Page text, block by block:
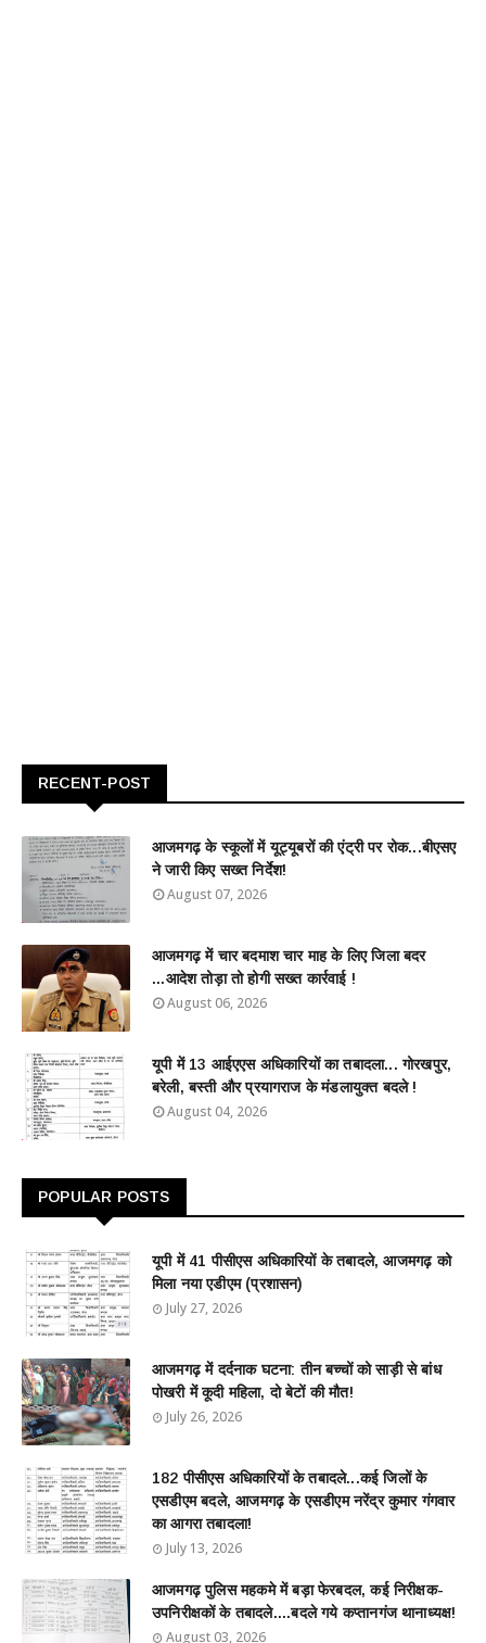
RECENT-POST
आजमगढ़ के स्कूलों में यूट्यूबरों की एंट्री पर रोक...बीएसए
ने जारी किए सख्त निर्देश!
August 07, 2026
आजमगढ़ में चार बदमाश चार माह के लिए जिला बदर
...आदेश तोड़ा तो होगी सख्त कार्रवाई !
August 06, 2026
यूपी में 13 आईएएस अधिकारियों का तबादला... गोरखपुर,
बरेली, बस्ती और प्रयागराज के मंडलायुक्त बदले !
August 04, 2026
POPULAR POSTS
यूपी में 41 पीसीएस अधिकारियों के तबादले, आजमगढ़ को
मिला नया एडीएम (प्रशासन)
July 27, 2026
आजमगढ़ में दर्दनाक घटना: तीन बच्चों को साड़ी से बांध
पोखरी में कूदी महिला, दो बेटों की मौत!
July 26, 2026
182 पीसीएस अधिकारियों के तबादले...कई जिलों के
एसडीएम बदले, आजमगढ़ के एसडीएम नरेंद्र कुमार गंगवार
का आगरा तबादला!
July 13, 2026
आजमगढ़ पुलिस महकमे में बड़ा फेरबदल, कई निरीक्षक-
उपनिरीक्षकों के तबादले....बदले गये कप्तानगंज थानाध्यक्ष!
August 03, 2026